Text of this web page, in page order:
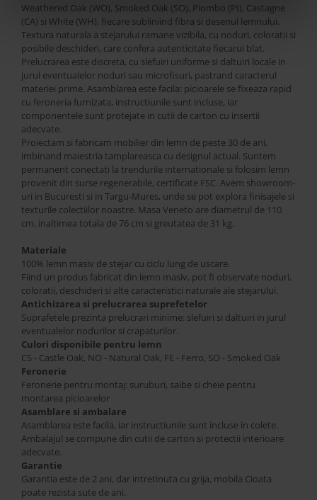
Weathered Oak (WO), Smoked Oak (SO), Piombo (PI), Castagne
(CA) si White (WH), fiecare subliniind fibra si desenul lemnului.
Textura naturala a stejarului ramane vizibila, cu noduri, coloratii si
posibile deschideri, care confera autenticitate fiecarui blat.
Prelucrarea este discreta, cu slefuiri uniforme si daltuiri locale in
jurul eventualelor noduri sau microfisuri, pastrand caracterul
materiei prime. Asamblarea este facila: picioarele se fixeaza rapid
cu feroneria furnizata, instructiunile sunt incluse, iar
componentele sunt protejate in cutii de carton cu insertii
adecvate.
Proiectam si fabricam mobilier din lemn de peste 30 de ani,
imbinand maiestria tamplareasca cu designul actual. Suntem
permanent conectati la trendurile internationale si folosim lemn
provenit din surse regenerabile, certificate FSC. Avem showroom-
uri in Bucuresti si in Targu-Mures, unde se pot explora finisajele si
texturile colectiilor noastre. Masa Veneto are diametrul de 110
cm, inaltimea totala de 76 cm si greutatea de 31 kg.
Materiale
100% lemn masiv de stejar cu ciclu lung de uscare.
Fiind un produs fabricat din lemn masiv, pot fi observate noduri,
coloratii, deschideri si alte caracteristici naturale ale stejarului.
Antichizarea si prelucrarea suprefetelor
Suprafetele prezinta prelucrari minime: slefuiri si daltuiri in jurul
eventualelor nodurilor si crapaturilor.
Culori disponibile pentru lemn
CS - Castle Oak, NO - Natural Oak, FE - Ferro, SO - Smoked Oak
Feronerie
Feronerie pentru montaj: suruburi, saibe si cheie pentru
montarea picioarelor
Asamblare si ambalare
Asamblarea este facila, iar instructiunile sunt incluse in colete.
Ambalajul se compune din cutii de carton si protectii interioare
adecvate.
Garantie
Garantia este de 2 ani, dar intretinuta cu grija, mobila Cioata
poate rezista sute de ani.